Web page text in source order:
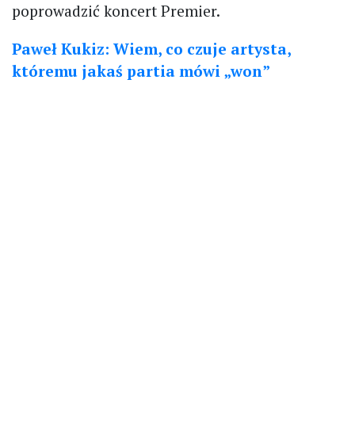
poprowadzić koncert Premier.
Paweł Kukiz: Wiem, co czuje artysta,
któremu jakaś partia mówi „won”